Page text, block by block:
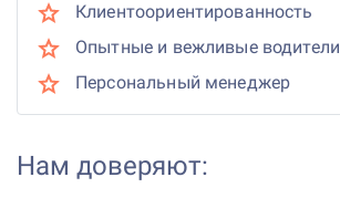
Клиентоориентированность
Опытные и вежливые водители
Персональный менеджер
Нам доверяют: